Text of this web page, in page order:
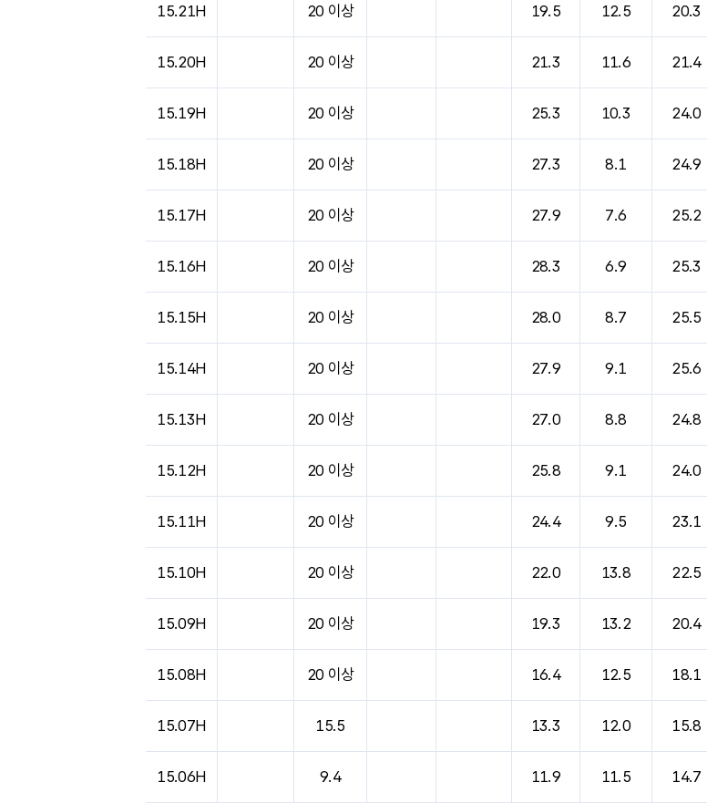
15.21H 20 이상 19.5 12.5 20.3
15.20H 20 이상 21.3 11.6 21.4
15.19H 20 이상 25.3 10.3 24.0
15.18H 20 이상 27.3 8.1 24.9
15.17H 20 이상 27.9 7.6 25.2
15.16H 20 이상 28.3 6.9 25.3
15.15H 20 이상 28.0 8.7 25.5
15.14H 20 이상 27.9 9.1 25.6
15.13H 20 이상 27.0 8.8 24.8
15.12H 20 이상 25.8 9.1 24.0
15.11H 20 이상 24.4 9.5 23.1
15.10H 20 이상 22.0 13.8 22.5
15.09H 20 이상 19.3 13.2 20.4
15.08H 20 이상 16.4 12.5 18.1
15.07H 15.5 13.3 12.0 15.8
15.06H 9.4 11.9 11.5 14.7